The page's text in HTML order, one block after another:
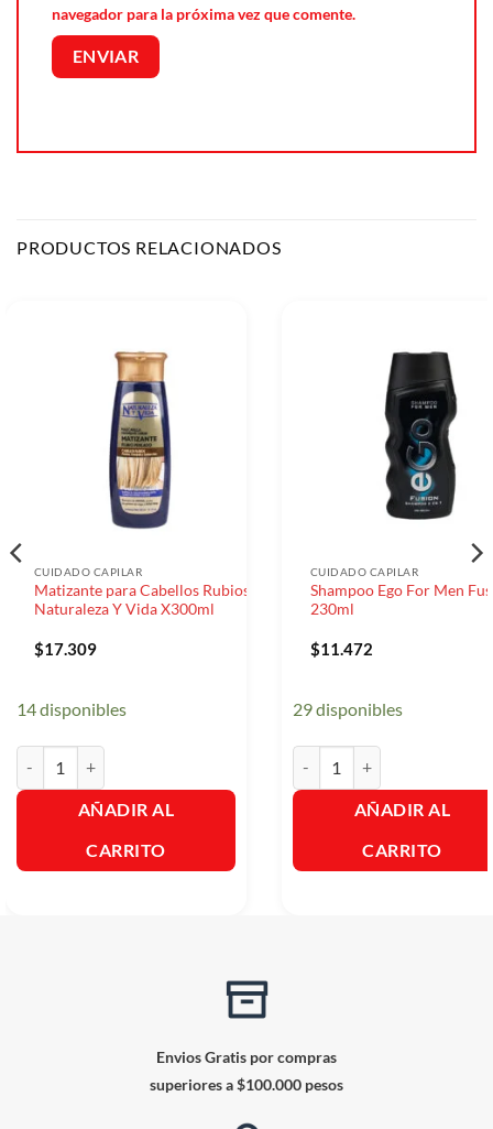
navegador para la próxima vez que comente.
PRODUCTOS RELACIONADOS
CUIDADO CAPILAR
Matizante para Cabellos Rubios
Naturaleza Y Vida X300ml
$17.309
14 disponibles
AÑADIR AL
CARRITO
CUIDADO CAPILAR
Shampoo Ego For Men
230ml
$11.472
29 disponibles
AÑADIR AL
CARRITO
Envios Gratis por compras
superiores a $100.000 pesos